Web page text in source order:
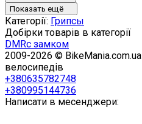
Показать ещё
Категорії: Грипсы
Добірки товарів в категорії
DMRс замком
2009-2026 ©
велосипедів
+380635782748
+380995144736
Написати в месенджери: